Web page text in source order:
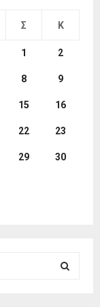
Σ Κ
1 2
8 9
15 16
22 23
29 30